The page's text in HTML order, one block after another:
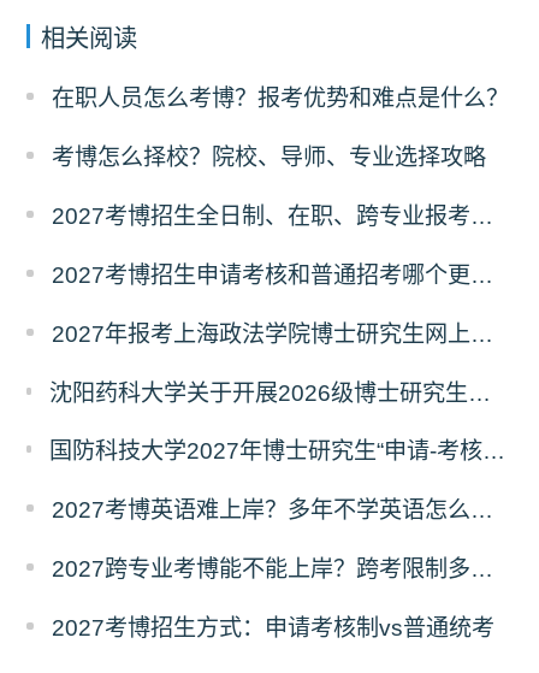
相关阅读
在职人员怎么考博？报考优势和难点是什么？
考博怎么择校？院校、导师、专业选择攻略
2027考博招生全日制、在职、跨专业报考要求
2027考博招生申请考核和普通招考哪个更好考？
2027年报考上海政法学院博士研究生网上报名公告
沈阳药科大学关于开展2026级博士研究生录取后信息采集及档案调取等相关工作的通知
国防科技大学2027年博士研究生“申请-考核”制招生专业基础笔试考试大纲
2027考博英语难上岸？多年不学英语怎么备考？
2027跨专业考博能不能上岸？跨考限制多不多？
2027考博招生方式：申请考核制vs普通统考